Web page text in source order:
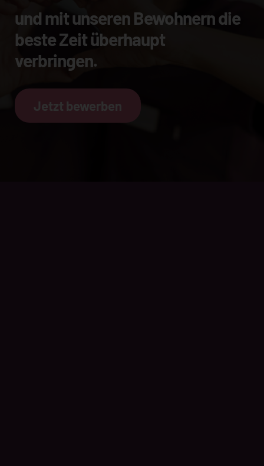
und mit unseren Bewohnern die
beste Zeit überhaupt
verbringen.
Jetzt bewerben